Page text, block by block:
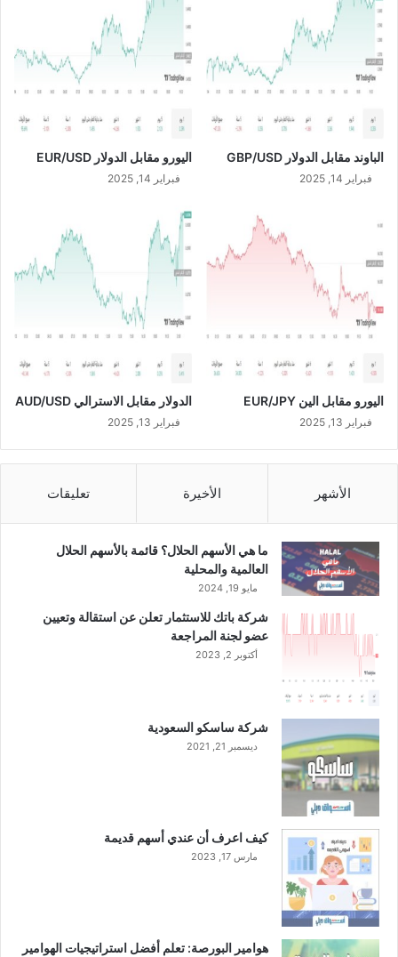
9
/
2
0
الباوند مقابل الدولار GBP/USD
فبراير 14, 2025
اليورو مقابل الدولار EUR/USD
فبراير 14, 2025
اليورو مقابل الين EUR/JPY
فبراير 13, 2025
الدولار مقابل الاسترالي AUD/USD
فبراير 13, 2025
الأشهر الأخيرة تعليقات
ما هي الأسهم الحلال؟ قائمة بالأسهم الحلال
العالمية والمحلية
مايو 19, 2024
شركة باتك للاستثمار تعلن عن استقالة وتعيين
عضو لجنة المراجعة
أكتوبر 2, 2023
شركة ساسكو السعودية
ديسمبر 21, 2021
كيف اعرف أن عندي أسهم قديمة
مارس 17, 2023
هوامير البورصة: تعلم أفضل استراتيجيات الهوامير